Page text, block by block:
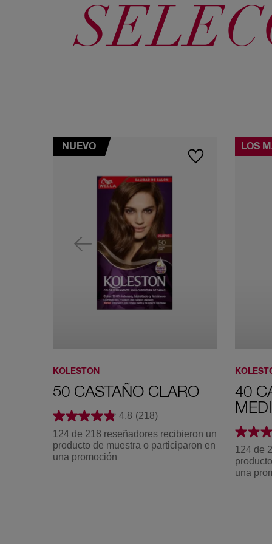
NUEVO
KOLESTON
50 CASTAÑO CLARO
4.8 (218)
124 de 218 reseñadores recibieron un
producto de muestra o participaron en
una promoción
LOS
40
124 de
una